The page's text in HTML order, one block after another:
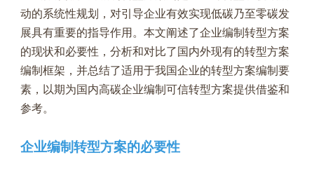
动的系统性规划，对引导企业有效实现低碳乃至零碳发
展具有重要的指导作用。本文阐述了企业编制转型方案
的现状和必要性，分析和对比了国内外现有的转型方案
编制框架，并总结了适用于我国企业的转型方案编制要
素，以期为国内高碳企业编制可信转型方案提供借鉴和
参考。
企业编制转型方案的必要性